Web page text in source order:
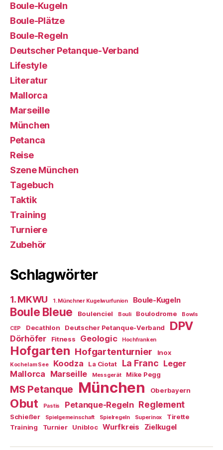
Boule-Kugeln
Boule-Plätze
Boule-Regeln
Deutscher Petanque-Verband
Lifestyle
Literatur
Mallorca
Marseille
München
Petanca
Reise
Szene München
Tagebuch
Taktik
Training
Turniere
Zubehör
Schlagwörter
1. MKWU 1. Münchner Kugelwurfunion Boule-Kugeln
Boule Bleue Boulenciel Bouli Boulodrome Bowls
CEP Decathlon Deutscher Petanque-Verband DPV
Dörhöfer Fitness Geologic Hochfranken
Hofgarten Hofgartenturnier Inox
Kochel am See Koodza La Ciotat La Franc Leger
Mallorca Marseille Messgerät Mike Pegg
MS Petanque München Oberbayern
Obut Pastis Petanque-Regeln Reglement
Schießer Spielgemeinschaft Spielregeln Superinox
Tirette
Training
Turnier Unibloc Wurfkreis Zielkugel